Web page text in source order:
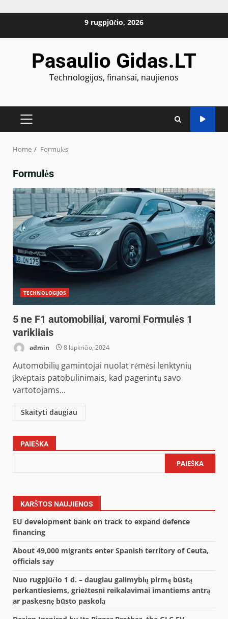
9 rugpjūčio, 2026
Pasaulio Gidas.LT
Technologijos, finansai, naujienos
PRIMARY
Home Formulės
Formulės
TECHNOLOGIJOS
5 ne F1 automobiliai, varomi Formulės 1
varikliais
admin 8 lapkričio, 2024
Automobilių gamintojai nuolat rėmėsi lenktynių
įkvėptais patobulinimais, kad pagerintų savo
vartotojams...
Skaityti daugiau
PAIEŠKA
PAIEŠKA
KARŠTOS NAUJIENOS
EU development bank on track to expand defence
financing
About 49,000 migrants enter Spanish territory of Ceuta,
officials say
Nuo rugpjūčio 1 d. – daugiau galimybių pirmą būstą
perkantiesiems, griežtesni reikalavimai imantiems antrą
ar paskesnę būsto paskolą